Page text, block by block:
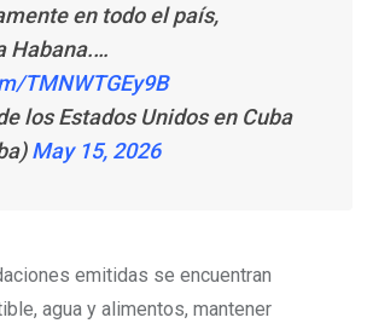
en todo el país,
Habana.…
TMNWTGEy9B
los Estados Unidos en Cuba
May 15, 2026
emitidas se encuentran
agua y alimentos, mantener